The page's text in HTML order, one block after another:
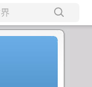
所有博客